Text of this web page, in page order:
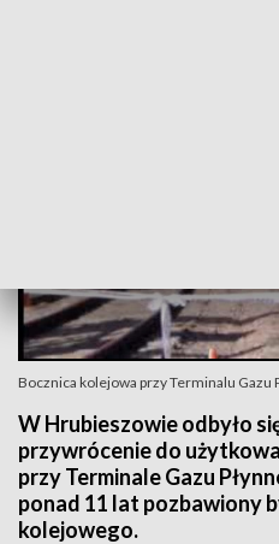
Bocznica kolejowa przy Terminalu Gazu
W Hrubieszowie odbyło
przywrócenie do
przy Terminale Gazu
ponad 11 lat pozbawiony
kolejowego.